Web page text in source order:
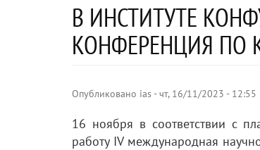
В ИНСТИТУТЕ
КОНФЕРЕНЦИЯ ПО
Опубликовано ias -чт, 16/11/2023 - 12:55
16 ноября в соответствии с
работу IV международная